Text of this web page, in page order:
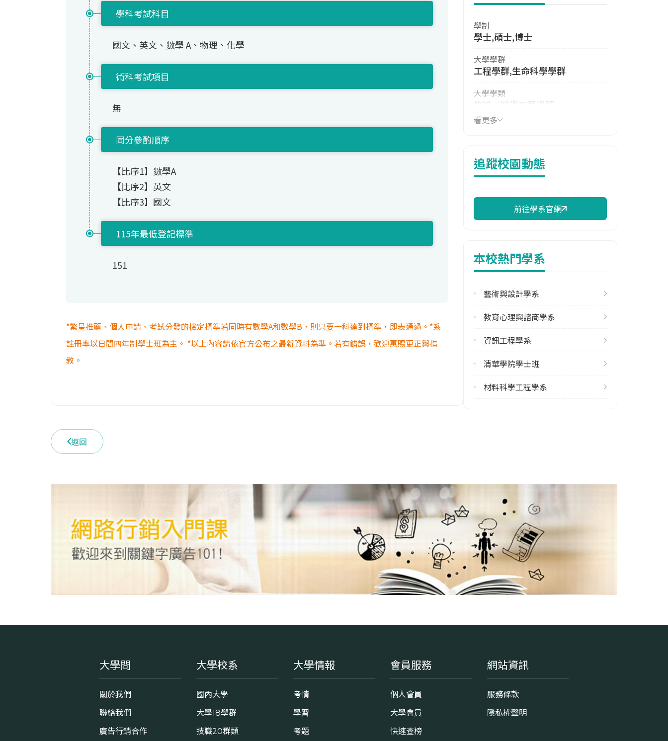
學科考試科目
國文、英文、數學 A、物理、化學
術科考試項目
無
同分參酌順序
【比序1】數學A
【比序2】英文
【比序3】國文
115年最低登記標準
151
*繁星推薦、個人申請、考試分發的檢定標準若同時有數學A和數學B，則只要一科達到標準，即表通過。*系
註冊率以日間四年制學士班為主。 *以上內容請依官方公布之最新資料為準。若有錯誤，歡迎惠賜更正與指
教。
學制
學士,碩士,博士
大學學群
工程學群,生命科學學群
大學學類
生醫／醫學工程學類
技職群類
114年學費
11,130 元/學期
97.92%
校際選課人數
113學年度上學期
113學年度下學期
學系電話
(03)5725077
學系地址
新竹市東區光復路二段101號
看更多
追蹤校園動態
前往學系官網
本校熱門學系
藝術與設計學系
教育心理與諮商學系
資訊工程學系
清華學院學士班
材料科學工程學系
返回
大學問
關於我們
聯絡我們
廣告行銷合作
大學校系
國內大學
大學18學群
技職20群類
大學情報
考情
學習
考題
會員服務
個人會員
大學會員
快速查榜
網站資訊
服務條款
隱私權聲明